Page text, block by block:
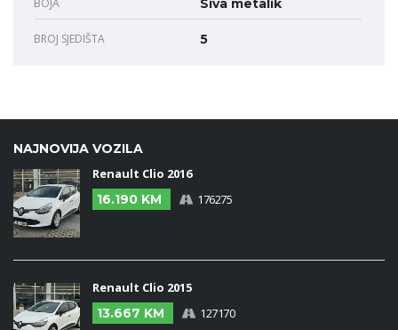
BOJA Siva metalik
BROJ SJEDIŠTA 5
NAJNOVIJA VOZILA
Renault Clio 2016
16.190 KM
176275
Renault Clio 2015
13.667 KM
127170